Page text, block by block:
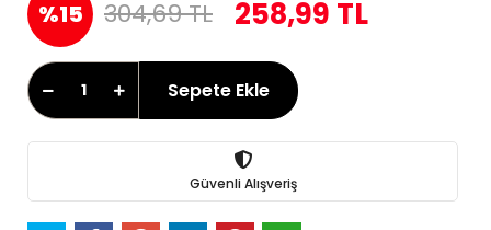
%15 304,69 TL 258,99 TL
Sepete Ekle
Güvenli Alışveriş